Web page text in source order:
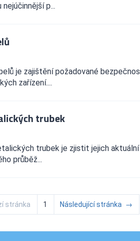
p...
je zajištění požadované
zařízení....
trubek
trubek je zjistit jejich
průběž...
stránka 1 Následující stránka →